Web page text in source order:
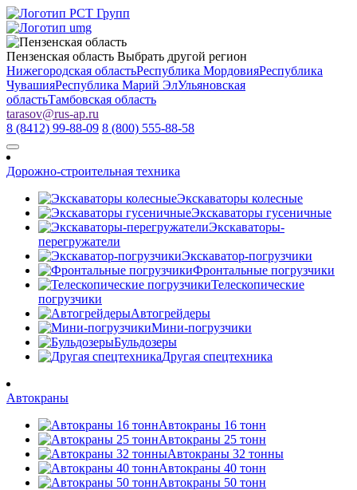
Пензенская область Выбрать другой регион
Нижегородская областьРеспублика МордовияРеспублика
ЧувашияРеспублика Марий ЭлУльяновская
областьТамбовская область
tarasov@rus-ap.ru
8 (8412) 99-88-09 8 (800) 555-88-58
Дорожно-строительная техника
Экскаваторы колесные
Экскаваторы гусеничные
Экскаваторы-
перегружатели
Экскаватор-погрузчики
Фронтальные погрузчики
Телескопические
погрузчики
Автогрейдеры
Мини-погрузчики
Бульдозеры
Другая спецтехника
Автокраны
Автокраны 16 тонн
Автокраны 25 тонн
Автокраны 32 тонны
Автокраны 40 тонн
Автокраны 50 тонн